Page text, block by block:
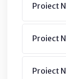
Proiect
Proiect
Proiect